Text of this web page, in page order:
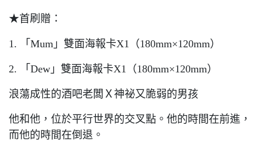
★首刷贈：
1. 「Mum」雙面海報卡X1（180mm×120mm）
2. 「Dew」雙面海報卡X1（180mm×120mm）
浪蕩成性的酒吧老闆Ｘ神祕又脆弱的男孩
他和他，位於平行世界的交叉點。他的時間在前進，
而他的時間在倒退。